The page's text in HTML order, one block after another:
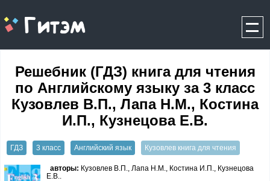
gitem.me
Решебник (ГДЗ) книга для чтения
по Английскому языку за 3 класс
Кузовлев В.П., Лапа Н.М., Костина
И.П., Кузнецова Е.В.
ГДЗ 3 класс Английский язык Кузовлев книга для чтения
авторы: Кузовлев В.П., Лапа Н.М., Костина И.П., Кузнецова
Е.В..